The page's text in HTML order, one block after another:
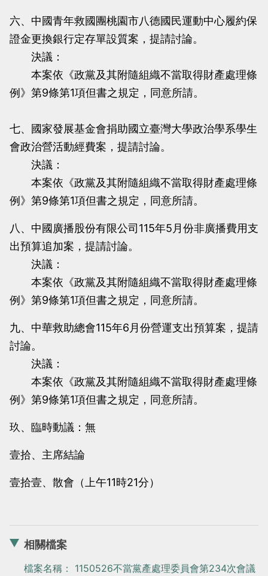
六、中國青年救國團桃園市八德國民運動中心履約保
證金更換銀行定存單設質案，提請討論。
決議：
本案依《政黨及其附隨組織不當取得財產處理條
例》第9條第1項但書之規定，同意所請。
七、國家發展基金會捐助國立臺灣大學政治學系學生
會政治營活動經費案，提請討論。
決議：
本案依《政黨及其附隨組織不當取得財產處理條
例》第9條第1項但書之規定，同意所請。
八、中國廣播股份有限公司115年5月份非廣播費用支
出預算追加案，提請討論。
決議：
本案依《政黨及其附隨組織不當取得財產處理條
例》第9條第1項但書之規定，同意所請。
九、中華救助總會115年6月份營運支出預算案，提請
討論。
決議：
本案依《政黨及其附隨組織不當取得財產處理條
例》第9條第1項但書之規定，同意所請。
玖、臨時動議：無
壹拾、主席結論
壹拾壹、散會（上午11時21分）
相關檔案
檔案名稱： 1150526不當黨產處理委員會第234次會議